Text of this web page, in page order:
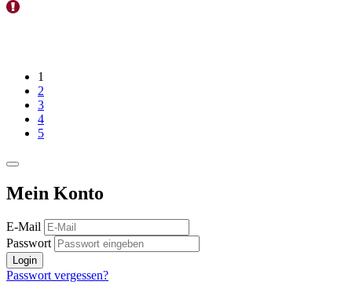
1
2
3
4
5
Mein Konto
E-Mail
Passwort
Login
Passwort vergessen?